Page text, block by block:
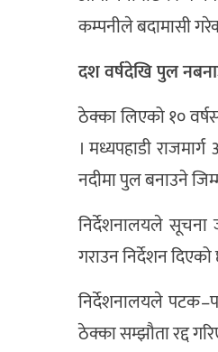
कम्पनीले बदामासी
दश वर्षदेखि पुल
ठेक्का लिएको १०
। मध्यपहाडी
नदीमा पुल बनाउने
निर्देशनालयले सूचना
गराउन निर्देशन
निर्देशनालयले
ठेक्का सम्झौता रद्द